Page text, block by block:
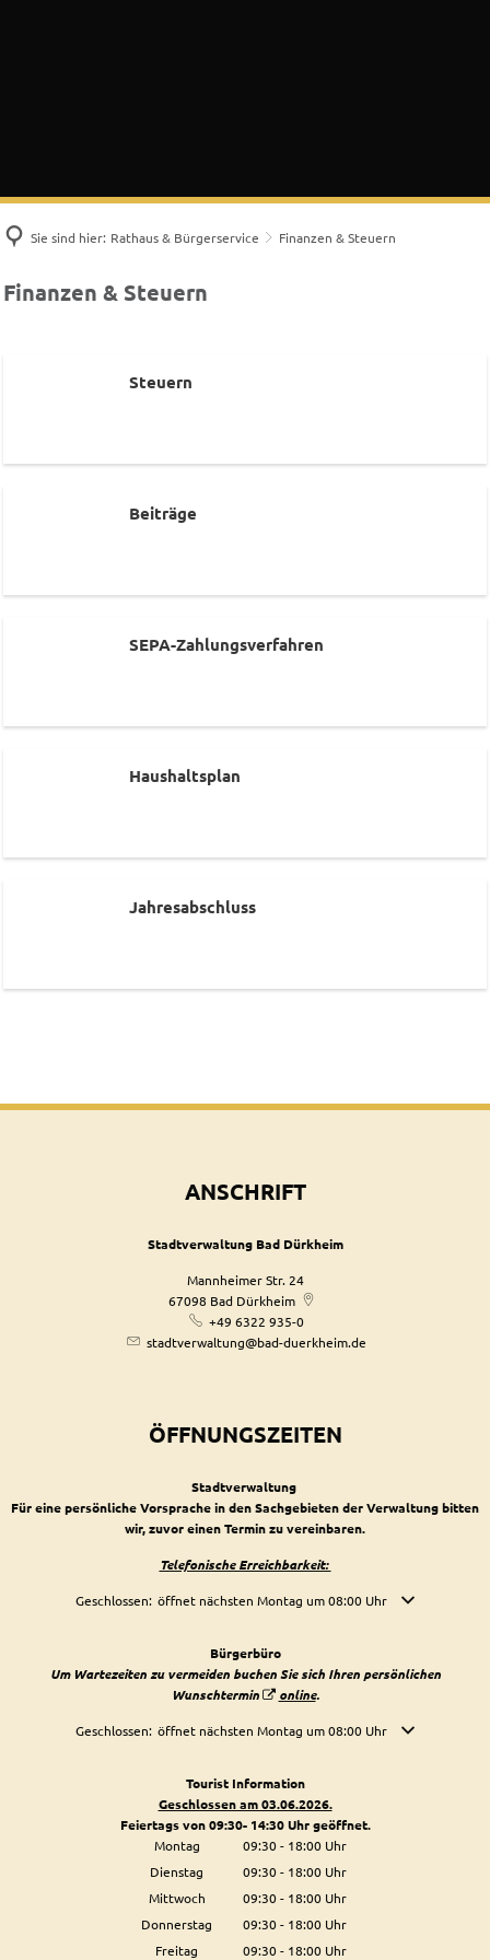
Sie sind hier: Rathaus & Bürgerservice Finanzen & Steuern
Finanzen
Finanzen & Steuern
Steuern
Beiträge
SEPA-Zahlungsverfahren
Haushaltsplan
Jahresabschluss
ANSCHRIFT
Stadtverwaltung Bad Dürkheim
Mannheimer Str. 24
67098 Bad Dürkheim
+49 6322 935-0
stadtverwaltung@bad-duerkheim.de
ÖFFNUNGSZEITEN
Stadtverwaltung
Für eine persönliche Vorsprache in den Sachgebieten der Verwaltung bitten
wir, zuvor einen Termin zu vereinbaren.
Telefonische Erreichbarkeit:
Klicken, um weitere Öffnungs- oder Schließzeiten auszublenden
Geschlossen: öffnet nächsten Montag um 08:00 Uhr
Bürgerbüro
Um Wartezeiten zu vermeiden buchen Sie sich Ihren persönlichen
Wunschtermin
online.
Klicken, um weitere Öffnungs- oder Schließzeiten auszublenden
Geschlossen: öffnet nächsten Montag um 08:00 Uhr
Tourist Information
Geschlossen am 03.06.2026.
Feiertags von 09:30- 14:30 Uhr geöffnet.
Montag
09:30- 18:00Uhr
Von 09:30 bis 18:00 Uhr
Dienstag 09:30- 18:00Uhr
Von 09:30 bis 18:00 Uhr
Mittwoch 09:30- 18:00Uhr
Von 09:30 bis 18:00 Uhr
Donnerstag 09:30- 18:00Uhr
Von 09:30 bis 18:00 Uhr
Freitag 09:30- 18:00Uhr